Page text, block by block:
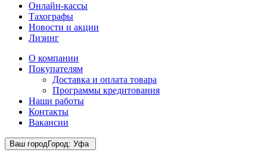
Онлайн-кассы
Тахографы
Новости и акции
Лизинг
О компании
Покупателям
Доставка и оплата товара
Программы кредитования
Наши работы
Контакты
Вакансии
Ваш городГород: Уфа